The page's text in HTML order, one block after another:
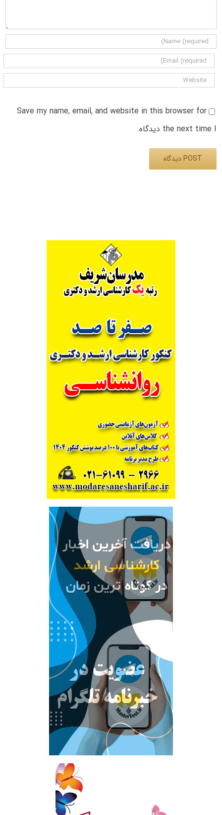
Save my name, email, and website in this browser for
the next time I دیدگاه.